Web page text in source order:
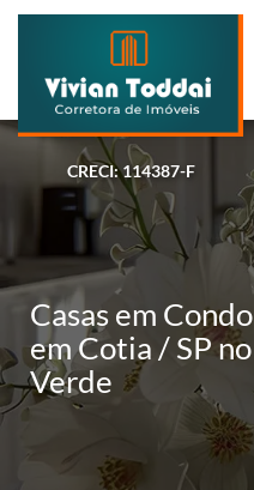
CRECI: 114387-F
Casas em
em Cotia / SP
Verde